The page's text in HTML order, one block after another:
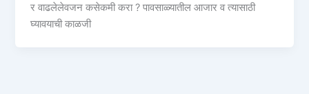
र वाढलेलेवजन कसेकमी करा ? पावसाळ्यातील आजार व त्यासाठी
घ्यावयाची काळजी